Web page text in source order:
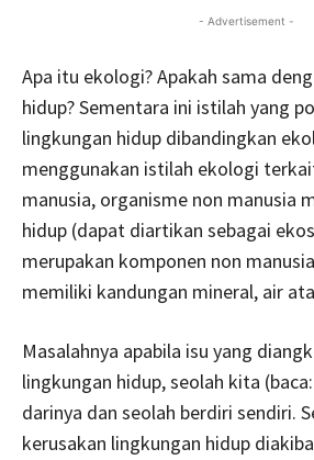
- Advertisement -
Apa itu ekologi? Apakah sama
hidup? Sementara ini istilah yang
lingkungan hidup dibandingkan
menggunakan istilah ekologi
manusia, organisme non manusia
hidup (dapat diartikan sebagai
merupakan komponen non
memiliki kandungan mineral, air
Masalahnya apabila isu yang
lingkungan hidup, seolah kita
darinya dan seolah berdiri sendiri.
kerusakan lingkungan hidup